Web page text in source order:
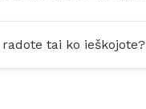
tai ko ieškojote?